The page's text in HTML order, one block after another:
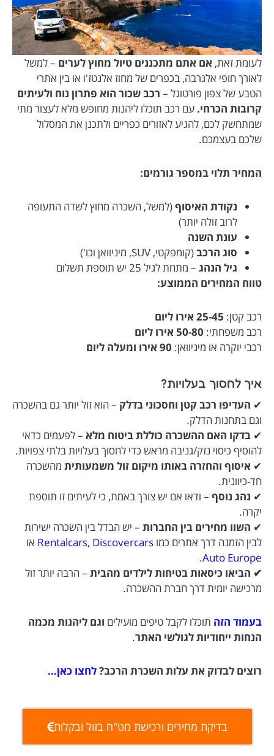
לעומת זאת, אם אתם מתכננים טיול מחוץ לערים – למשל
לאורך חופי אלגרבה, בכפרים של מחוז אלנטז'ו או בין אתרי
הטבע של צפון פורטוגל – רכב שכור הוא פתרון נוח ולעיתים
קרובות הכרחי. עם רכב תוכלו ליהנות מחופש מלא לעצור מתי
שמתחשק לכם, להגיע לאזורים כפריים ולתכנן את המסלול
שלכם בעצמכם.
המחיר תלוי במספר גורמים:
נקודת האיסוף(למשל, השכרה מחוץ לשדה התעופה
לרוב זולה יותר)
עונת השנה
סוג הרכב(קומפקטי, SUV, מיניוואן וכו')
גיל הנהג – מתחת לגיל 25 יש תוספת תשלום
טווח המחירים הממוצע:
רכב קטן: 25-45 אירו ליום
רכב משפחתי: 50-80 אירו ליום
רכבי יוקרה או מיניוואן: 90 אירו ומעלה ליום
איך לחסוך בעלויות?
✔ העדיפו רכב קטן וחסכוני בדלק – הוא זול יותר גם בהשכרה
וגם בתחנות הדלק.
✔ בדקו האם ההשכרה כוללת ביטוח מלא – לפעמים כדאי
להוסיף כיסוי נזק/גניבה מראש כדי לחסוך בעלויות בלתי צפויות.
✔ איסוף והחזרה באותו מיקום זול משמעותית מהשכרה
חד-כיוונית.
✔ נהג נוסף – ודאו אם יש צורך באמת, כי לעיתים זו תוספת
יקרה.
✔ השוו מחירים בין החברות – יש הבדל בין השכרה ישירות
לבין הזמנה דרך אתרים כמו
Rentalcars, Discovercars
או
Auto Europe
.
✔ הביאו כיסאות בטיחות לילדים מהבית – הרבה יותר זול
מרכישה יומית דרך חברת ההשכרה.
בעמוד הזה תוכלו לקבל טיפים מועילים וגם ליהנות מכמה
הנחות ייחודיות לגולשי האתר.
רוצים לבדוק את עלות השכרת הרכב?לחצו כאן…
בדיקת מחירים ורכישת מט"ח בזול ובקלות